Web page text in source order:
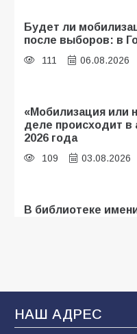
Будет ли
после выборов: в
111 06.08.2026
«Мобилизация или
деле происходит в
2026 года
109 03.08.2026
В библиотеке
В Батайске
108 04.08.2026
НАШ АДРЕС